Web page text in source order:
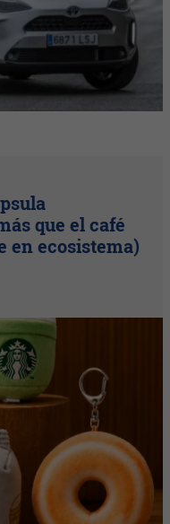
que el café
en ecosistema)